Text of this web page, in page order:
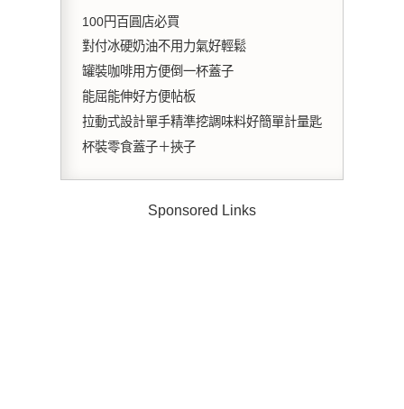
100円百圓店必買
對付冰硬奶油不用力氣好輕鬆
罐裝咖啡用方便倒一杯蓋子
能屈能伸好方便帖板
拉動式設計單手精準挖調味料好簡單計量匙
杯裝零食蓋子＋挾子
Sponsored Links